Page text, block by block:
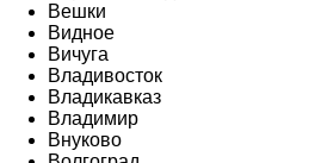
Вешки
Видное
Вичуга
Владивосток
Владикавказ
Владимир
Внуково